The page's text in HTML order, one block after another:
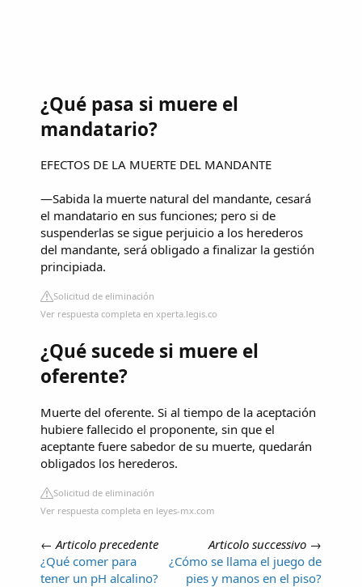
¿Qué pasa si muere el
mandatario?
EFECTOS DE LA MUERTE DEL MANDANTE
—Sabida la muerte natural del mandante, cesará
el mandatario en sus funciones; pero si de
suspenderlas se sigue perjuicio a los herederos
del mandante, será obligado a finalizar la gestión
principiada.
Solicitud de eliminación
Ver respuesta completa en xperta.legis.co
¿Qué sucede si muere el
oferente?
Muerte del oferente. Si al tiempo de la aceptación
hubiere fallecido el proponente, sin que el
aceptante fuere sabedor de su muerte, quedarán
obligados los herederos.
Solicitud de eliminación
Ver respuesta completa en leyes-mx.com
← Articolo precedente
¿Qué comer para
tener un pH alcalino?
Articolo successivo →
¿Cómo se llama el juego de
pies y manos en el piso?